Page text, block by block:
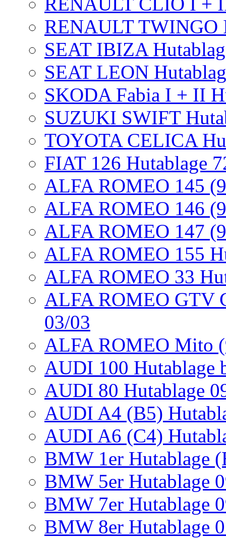
RENAULT TWINGO
SEAT IBIZA
SEAT LEON
SKODA Fabia I + II
SUZUKI SWIFT
TOYOTA CELICA
FIAT 126 Hutablage
ALFA ROMEO 145
ALFA ROMEO 146
ALFA ROMEO 147
ALFA ROMEO 155
ALFA ROMEO 33
ALFA ROMEO GTV
03/03
ALFA ROMEO Mito
AUDI 100 Hutablage
AUDI 80 Hutablage
AUDI A4 (B5)
AUDI A6 (C4)
BMW 1er Hutablage
BMW 5er Hutablage
BMW 7er Hutablage
BMW 8er Hutablage